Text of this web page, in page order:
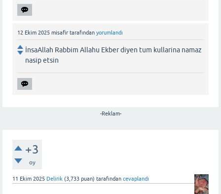
12 Ekim 2025 misafir tarafından yorumlandı
İnsaAllah Rabbim Allahu Ekber diyen tum kullarina namaz
nasip etsin
-Reklam-
+3
oy
11 Ekim 2025 Delirik (3,733 puan) tarafından cevaplandı